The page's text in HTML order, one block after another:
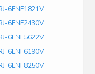
6ENF1821V
6ENF2430V
6ENF5622V
6ENF6190V
6ENF8250V